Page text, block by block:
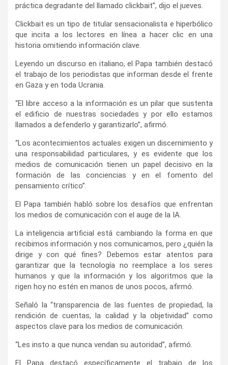
práctica degradante del llamado clickbait”, dijo el jueves.
Clickbait es un tipo de titular sensacionalista e hiperbólico
que incita a los lectores en línea a hacer clic en una
historia omitiendo información clave.
Leyendo un discurso en italiano, el Papa también destacó
el trabajo de los periodistas que informan desde el frente
en Gaza y en toda Ucrania.
“El libre acceso a la información es un pilar que sustenta
el edificio de nuestras sociedades y por ello estamos
llamados a defenderlo y garantizarlo”, afirmó.
“Los acontecimientos actuales exigen un discernimiento y
una responsabilidad particulares, y es evidente que los
medios de comunicación tienen un papel decisivo en la
formación de las conciencias y en el fomento del
pensamiento crítico”.
El Papa también habló sobre los desafíos que enfrentan
los medios de comunicación con el auge de la IA.
La inteligencia artificial está cambiando la forma en que
recibimos información y nos comunicamos, pero ¿quién la
dirige y con qué fines? Debemos estar atentos para
garantizar que la tecnología no reemplace a los seres
humanos y que la información y los algoritmos que la
rigen hoy no estén en manos de unos pocos, afirmó.
Señaló la “transparencia de las fuentes de propiedad, la
rendición de cuentas, la calidad y la objetividad” como
aspectos clave para los medios de comunicación.
“Les insto a que nunca vendan su autoridad”, afirmó.
El Papa destacó específicamente el trabajo de los